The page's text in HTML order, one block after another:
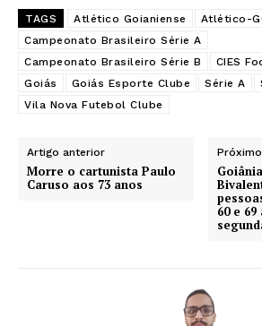
TAGS Atlético Goianiense
Atlético-
Campeonato Brasileiro Série A
Campeonato Brasileiro Série B
CIES
Goiás
Goiás Esporte Clube Série A
Vila Nova Futebol Clube
Artigo anterior
Morre o cartunista Paulo
Caruso aos 73 anos
60 e